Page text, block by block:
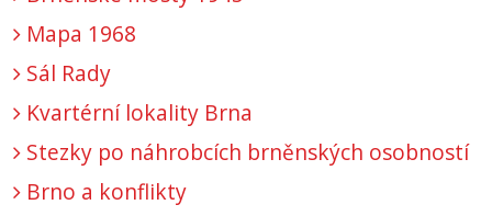
Mapa 1968
Sál Rady
Kvartérní lokality Brna
Stezky po náhrobcích brněnských osobností
Brno a konflikty